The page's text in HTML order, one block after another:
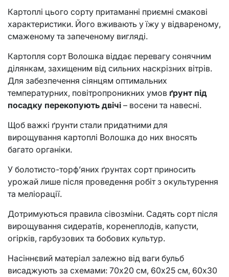
Картоплі цього сорту притаманні приємні смакові
характеристики. Його вживають у їжу у відвареному,
смаженому та запеченому вигляді.
Картопля сорт Волошка віддає перевагу сонячним
ділянкам, захищеним від сильних наскрізних вітрів.
Для забезпечення сіянцям оптимальних
температурних, повітропроникних умов ґрунт під
посадку перекопують двічі – восени та навесні.
Щоб важкі ґрунти стали придатними для
вирощування картоплі Волошка до них вносять
багато органіки.
У болотисто-торф’яних ґрунтах сорт приносить
урожай лише після проведення робіт з окультурення
та меліорації.
Дотримуються правила сівозміни. Садять сорт після
вирощування сидератів, коренеплодів, капусти,
огірків, гарбузових та бобових культур.
Насіннєвий матеріал залежно від ваги бульб
висаджують за схемами: 70х20 см, 60х25 см, 60х30